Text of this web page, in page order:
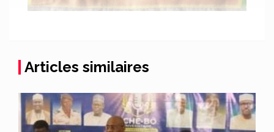
Articles similaires